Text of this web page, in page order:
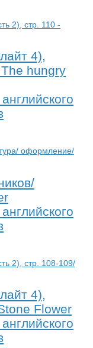
4),
hungry
4),
Flower